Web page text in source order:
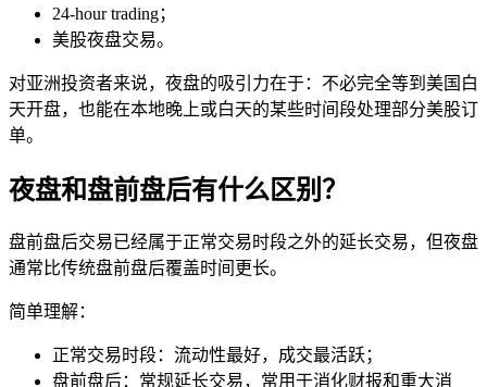
24-hour trading；
美股夜盘交易。
对亚洲投资者来说，夜盘的吸引力在于：不必完全等到美国白
天开盘，也能在本地晚上或白天的某些时间段处理部分美股订
单。
夜盘和盘前盘后有什么区别？
盘前盘后交易已经属于正常交易时段之外的延长交易，但夜盘
通常比传统盘前盘后覆盖时间更长。
简单理解：
正常交易时段： 流动性最好，成交最活跃；
盘前盘后：常规延长交易，常用于消化财报和重大消